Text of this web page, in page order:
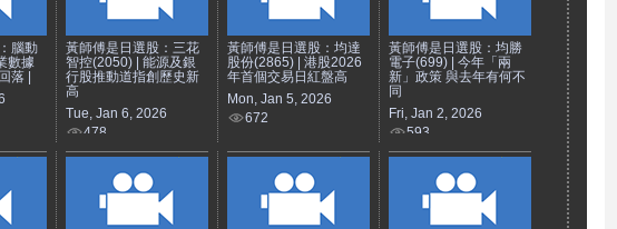
腦動
數據
落 |
黃師傅是日選股：三花
智控(2050) | 能源及銀
行股推動道指創歷史新
高
Tue, Jan 6, 2026
478
黃師傅是日選股：均達
股份(2865) | 港股2026
年首個交易日紅盤高
Mon, Jan 5, 2026
672
黃師傅是日選股：均勝
電子(699) | 今年「兩
新」政策 與去年有何不
同
Fri, Jan 2, 2026
593